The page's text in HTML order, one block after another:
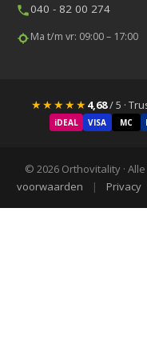
040 - 82 00 274
Ma t/m vr: 09:00 – 17:00
★★★★★4,68/ 5 ·
iDEAL VISA MC
© 2026 Orthovitality ·
voorwaarden
| Privacy